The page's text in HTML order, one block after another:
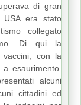
di gran
era stato
collegato
Di qui la
con la
esaurimento.
alcuni
cittadini ed